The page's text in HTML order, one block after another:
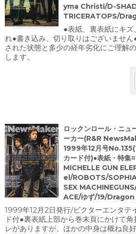
yma Christi/D-
TRICERATOPS/
●表紙、裏表紙にキ
れ●書き込み、切り取りはございませ
された状態と多少の経年劣化にご理解
します。
ロックンロール・ニュ
ーカー(R&R
1999年12月号
カード付)●表紙・特
MICHELLE GUN
el/ROBOTS/
SEX
ACE/ゆず/19/
1999年12月2日発行/ビクターエンタテ
ド付●裏表紙上部から巻末頁にかけて
レがありますが、ほかの中身は概ね良